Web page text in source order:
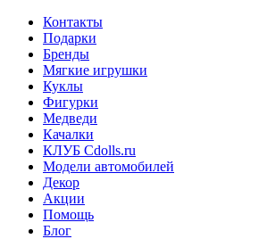
Контакты
Подарки
Бренды
Мягкие игрушки
Куклы
Фигурки
Медведи
Качалки
КЛУБ Cdolls.ru
Модели автомобилей
Декор
Акции
Помощь
Блог